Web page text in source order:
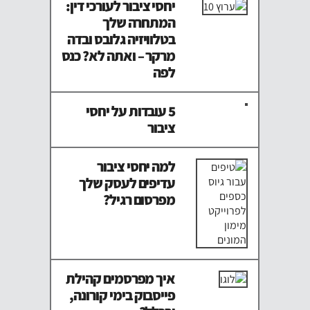
יחסי ציבור לעורכי דין:
המתחרה שלך
בטלוויזיה גלובס ובדה
מרקר – ואתה לא? כנס
לפה
5 עובדות על יחסי
ציבור
למה יחסי ציבור
עדיפים לעסק שלך
מפרסום רגיל?
איך מפרסמים קהילת
פייסבוק בימי קורונה,